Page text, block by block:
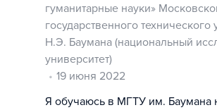
гуманитарные науки»
государственного технического
Н.Э. Баумана (национальный
университет)
19 июня 2022
Я обучаюсь в МГТУ им. Баумана